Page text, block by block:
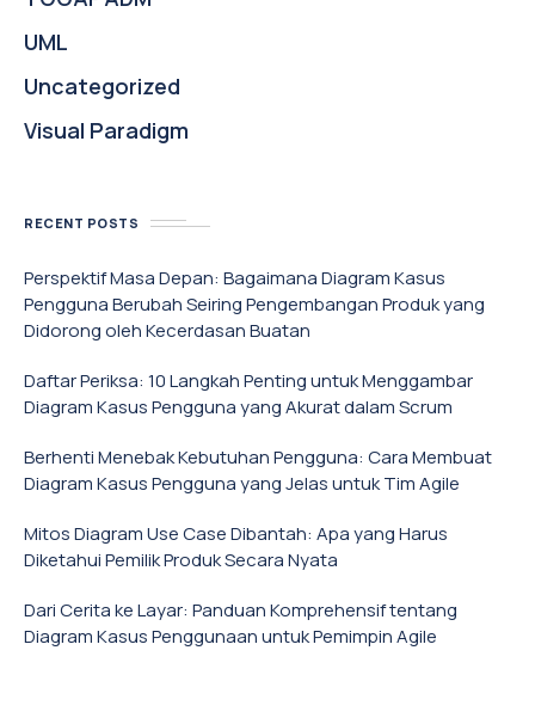
UML
Uncategorized
Visual Paradigm
RECENT POSTS
Perspektif Masa Depan: Bagaimana Diagram Kasus
Pengguna Berubah Seiring Pengembangan Produk yang
Didorong oleh Kecerdasan Buatan
Daftar Periksa: 10 Langkah Penting untuk Menggambar
Diagram Kasus Pengguna yang Akurat dalam Scrum
Berhenti Menebak Kebutuhan Pengguna: Cara Membuat
Diagram Kasus Pengguna yang Jelas untuk Tim Agile
Mitos Diagram Use Case Dibantah: Apa yang Harus
Diketahui Pemilik Produk Secara Nyata
Dari Cerita ke Layar: Panduan Komprehensif tentang
Diagram Kasus Penggunaan untuk Pemimpin Agile